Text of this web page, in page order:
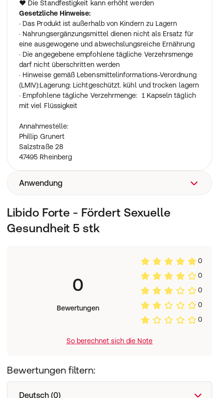
♥ Die Standfestigkeit kann erhöht werden
Gesetzliche Hinweise:
· Das Produkt ist außerhalb von Kindern zu Lagern
· Nahrungsergänzungsmittel dienen nicht als Ersatz für
eine ausgewogene und abwechslungsreiche Ernährung
· Die angegebene empfohlene tägliche Verzehrsmenge
darf nicht überschritten werden
· Hinweise gemäß Lebensmittelinformations-Verordnung
(LMIV):Lagerung: Lichtgeschützt. kühl und trocken lagern
· Empfohlene tägliche Verzehrmenge: 1 Kapseln täglich
mit viel Flüssigkeit
Annahmestelle:
Phillip Grunert
Salzstraße 28
47495 Rheinberg
Anwendung
Kräuterextrakt, Füllstoff MCC, Aminosäure, Trennmittel
(Magnesiumstearat), Farbstoff (Brilliantblau FCF/Food
Blue 2, Titandioxid) 21 mg PANAX GINSENG, 30 mg
Libido Forte - Fördert Sexuelle
Gesundheit 5 stk
0
Bewertungen
0
0
0
0
0
So berechnet sich die Note
Bewertungen filtern:
Deutsch (0)